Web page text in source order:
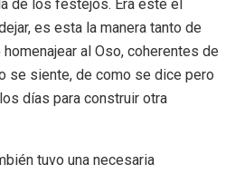
de los festejos. Era este el
es esta la manera tanto de
al Oso, coherentes de
se siente, de como se dice pero
días para construir otra
tuvo una necesaria